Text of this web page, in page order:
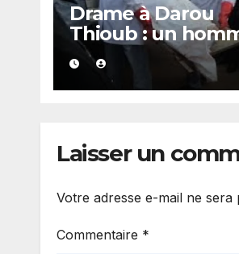
Drame à Darou
Thioub : un
retrouvé sans vie,
présence de traces
de sang alimente
Laisser un
Votre adresse e-mail ne sera
Commentaire *